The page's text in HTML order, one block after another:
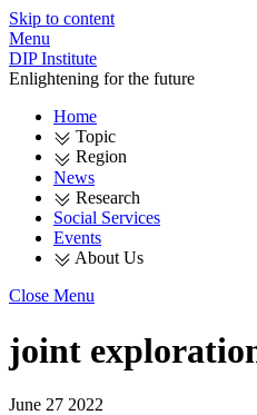
Skip to content
Menu
DIP Institute
Enlightening for the future
Home
Topic
Region
News
Research
Social Services
Events
About Us
Close Menu
joint
June 27 2022